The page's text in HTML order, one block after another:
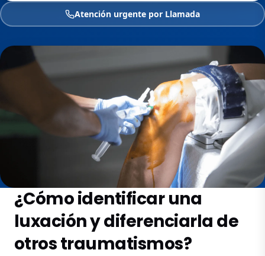
Atención urgente por Llamada
¿Cómo identificar una
luxación y diferenciarla de
otros traumatismos?